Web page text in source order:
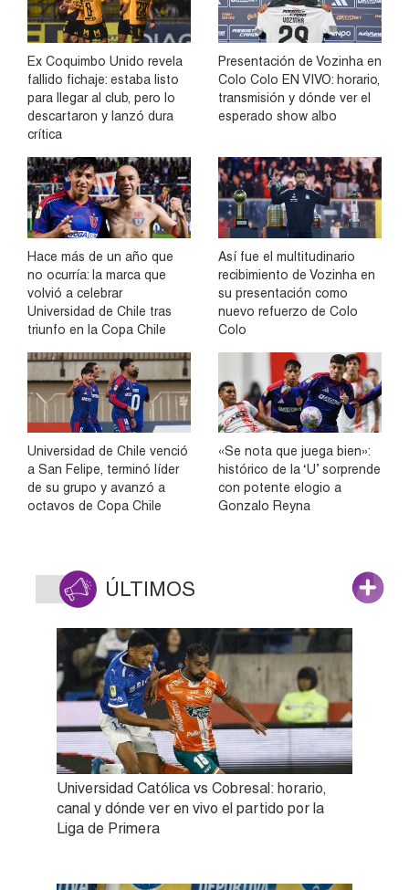
Ex Coquimbo Unido revela
fallido fichaje: estaba listo
para llegar al club, pero lo
descartaron y lanzó dura
crítica
Presentación de Vozinha en
Colo Colo EN VIVO: horario,
transmisión y dónde ver el
esperado show albo
Hace más de un año que
no ocurría: la marca que
volvió a celebrar
Universidad de Chile tras
triunfo en la Copa Chile
Así fue el multitudinario
recibimiento de Vozinha en
su presentación como
nuevo refuerzo de Colo
Colo
Universidad de Chile venció
a San Felipe, terminó líder
de su grupo y avanzó a
octavos de Copa Chile
«Se nota que juega bien»:
histórico de la ‘U’ sorprende
con potente elogio a
Gonzalo Reyna
ÚLTIMOS
Universidad Católica vs Cobresal: horario,
canal y dónde ver en vivo el partido por la
Liga de Primera